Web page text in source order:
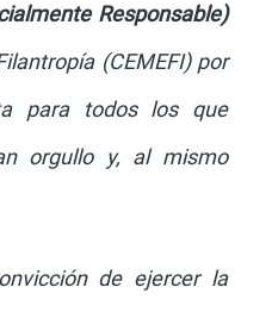
Responsable)
(CEMEFI) por
para todos los que
orgullo y, al mismo
de ejercer la